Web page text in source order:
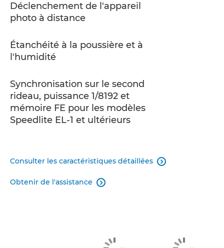
Déclenchement de l'appareil
photo à distance
Étanchéité à la poussière et à
l'humidité
Synchronisation sur le second
rideau, puissance 1/8192 et
mémoire FE pour les modèles
Speedlite EL-1 et ultérieurs
Consulter les caractéristiques détaillées 
Obtenir de l'assistance 